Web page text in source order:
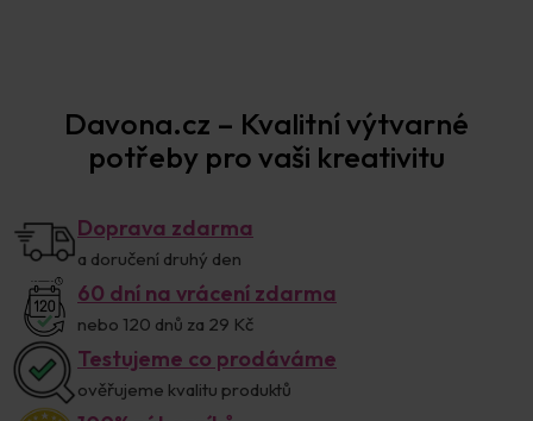
Davona.cz – Kvalitní výtvarné
potřeby pro vaši kreativitu
Doprava zdarma
a doručení druhý den
60 dní na vrácení zdarma
nebo 120 dnů za 29 Kč
Testujeme co prodáváme
ověřujeme kvalitu produktů